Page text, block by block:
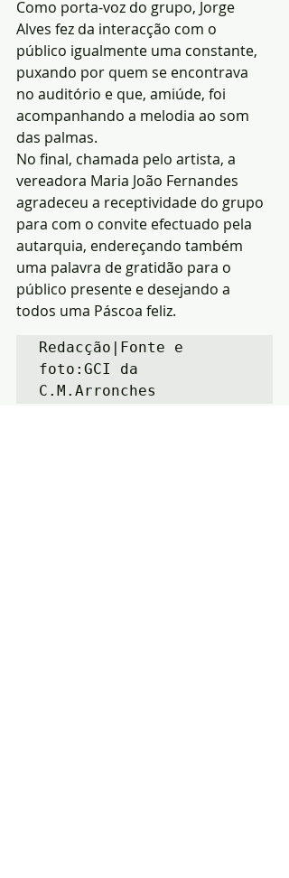
Como porta-voz do grupo, Jorge
Alves fez da interacção com o
público igualmente uma constante,
puxando por quem se encontrava
no auditório e que, amiúde, foi
acompanhando a melodia ao som
das palmas.
No final, chamada pelo artista, a
vereadora Maria João Fernandes
agradeceu a receptividade do grupo
para com o convite efectuado pela
autarquia, endereçando também
uma palavra de gratidão para o
público presente e desejando a
todos uma Páscoa feliz.
Redacção|Fonte e
foto:GCI da
C.M.Arronches